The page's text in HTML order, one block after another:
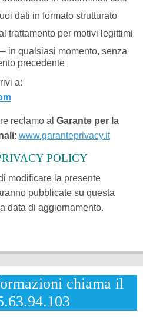
dati in formato strutturato
trattamento per motivi legittimi
in qualsiasi momento, senza
precedente
a:
reclamo al Garante per la
: www.garanteprivacy.it
POLICY
modificare la presente
pubblicate su questa
data di aggiornamento.
chiama il